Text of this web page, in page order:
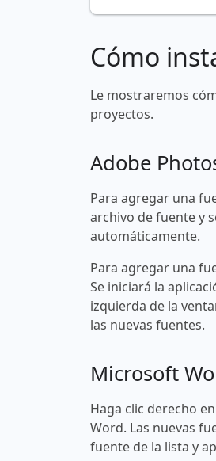
Cómo
Le mostraremos
proyectos.
Adobe
Para agregar una
archivo de fuente y
automáticamente.
Para agregar una
Se iniciará la
izquierda de la
las nuevas fuentes.
Microsoft
Haga clic derecho
Word. Las nuevas
fuente de la lista y